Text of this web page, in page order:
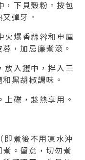
，下貝殼粉。按包
彈牙。
火爆香蒜蓉和車厘
，加忌廉煮滾。
放入鑊中，拌入三
黑胡椒調味。
碟，趁熱享用。
即煮後不用凍水沖
。留意，切勿煮